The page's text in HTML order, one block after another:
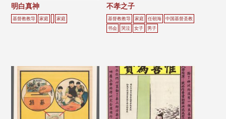
明白真神
基督教教导 家庭 家庭
不孝之子
基督教教导 家庭 任朝海
中国基督圣教
书会
哭泣 女子 男子